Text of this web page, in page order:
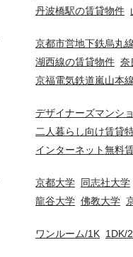
丹波橋駅の賃貸物件
京都市営地下鉄烏丸
湖西線の賃貸物件 奈
京福電気鉄道嵐山本
デザイナーズマンシ
二人暮らし向け賃貸
インターネット無料
京都大学 同志社大学
龍谷大学 佛教大学
ワンルーム/1K 1DK/